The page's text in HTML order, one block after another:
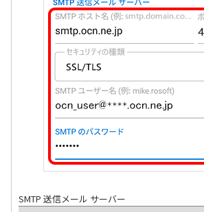
SMTP 送信メール サーバー